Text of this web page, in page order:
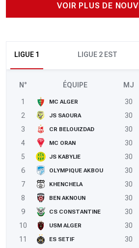
VOIR PLUS DE
LIGUE 1 LIGUE 2 EST
N° ÉQUIPE MJ
1 MC ALGER 30
2
JS SAOURA 30
3
CR BELOUIZDAD 30
4
MC ORAN 30
5
JS KABYLIE 30
6
OLYMPIQUE AKBOU 30
7
KHENCHELA 30
8
BEN AKNOUN 30
9
CS CONSTANTINE 30
10
USM ALGER 30
11
ES SETIF 30